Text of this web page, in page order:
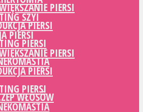
PIERSI
PIERSI
PIERSI
WŁOSÓW
SZYI
PIERSI
PIERSI
PIERSI
PIERSI